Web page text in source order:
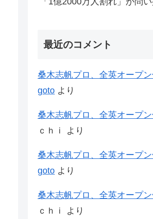
最近のコメント
桑木志帆プロ、全英オープン
goto より
桑木志帆プロ、全英オープン
ｃｈｉ
より
桑木志帆プロ、全英オープン
goto より
桑木志帆プロ、全英オープン
ｃｈｉ
より